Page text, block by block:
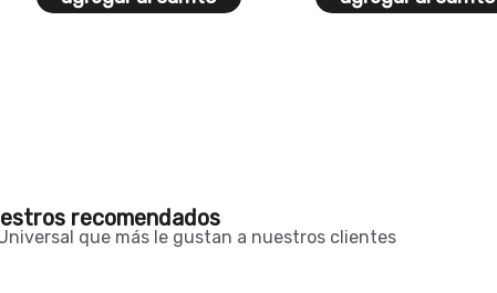
recomendados
que más le gustan a nuestros clientes